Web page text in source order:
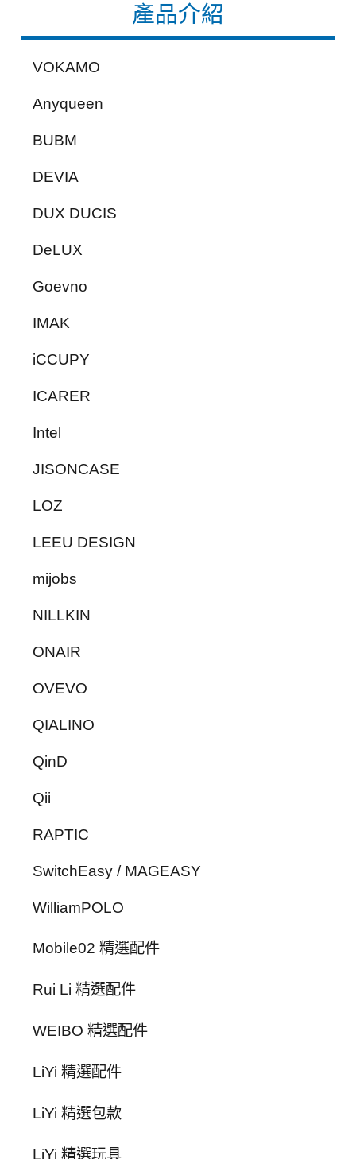
產品介紹
VOKAMO
Anyqueen
BUBM
DEVIA
DUX DUCIS
DeLUX
Goevno
IMAK
iCCUPY
ICARER
Intel
JISONCASE
LOZ
LEEU DESIGN
mijobs
NILLKIN
ONAIR
OVEVO
QIALINO
QinD
Qii
RAPTIC
SwitchEasy / MAGEASY
WilliamPOLO
Mobile02 精選配件
Rui Li 精選配件
WEIBO 精選配件
LiYi 精選配件
LiYi 精選包款
LiYi 精選玩具